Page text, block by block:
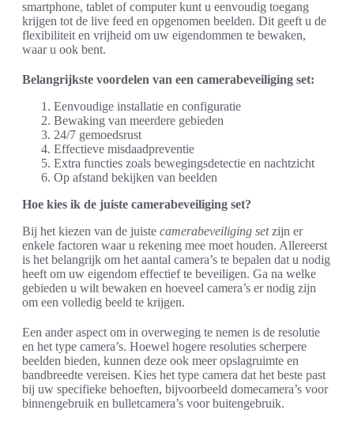
smartphone, tablet of computer kunt u eenvoudig toegang
krijgen tot de live feed en opgenomen beelden. Dit geeft u de
flexibiliteit en vrijheid om uw eigendommen te bewaken,
waar u ook bent.
Belangrijkste voordelen van een camerabeveiliging set:
Eenvoudige installatie en configuratie
Bewaking van meerdere gebieden
24/7 gemoedsrust
Effectieve misdaadpreventie
Extra functies zoals bewegingsdetectie en nachtzicht
Op afstand bekijken van beelden
Hoe kies ik de juiste camerabeveiliging set?
Bij het kiezen van de juiste camerabeveiliging setzijn er
enkele factoren waar u rekening mee moet houden. Allereerst
is het belangrijk om het aantal camera’s te bepalen dat u nodig
heeft om uw eigendom effectief te beveiligen. Ga na welke
gebieden u wilt bewaken en hoeveel camera’s er nodig zijn
om een volledig beeld te krijgen.
Een ander aspect om in overweging te nemen is de resolutie
en het type camera’s. Hoewel hogere resoluties scherpere
beelden bieden, kunnen deze ook meer opslagruimte en
bandbreedte vereisen. Kies het type camera dat het beste past
bij uw specifieke behoeften, bijvoorbeeld domecamera’s voor
binnengebruik en bulletcamera’s voor buitengebruik.